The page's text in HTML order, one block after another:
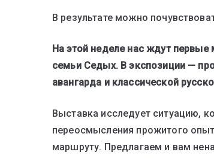
В результате можно
На этой неделе нас ждут первые
семьи Седых. В экспозиции —
авангарда и классической
Выставка исследует ситуацию,
переосмысления прожитого
маршруту. Предлагаем и вам